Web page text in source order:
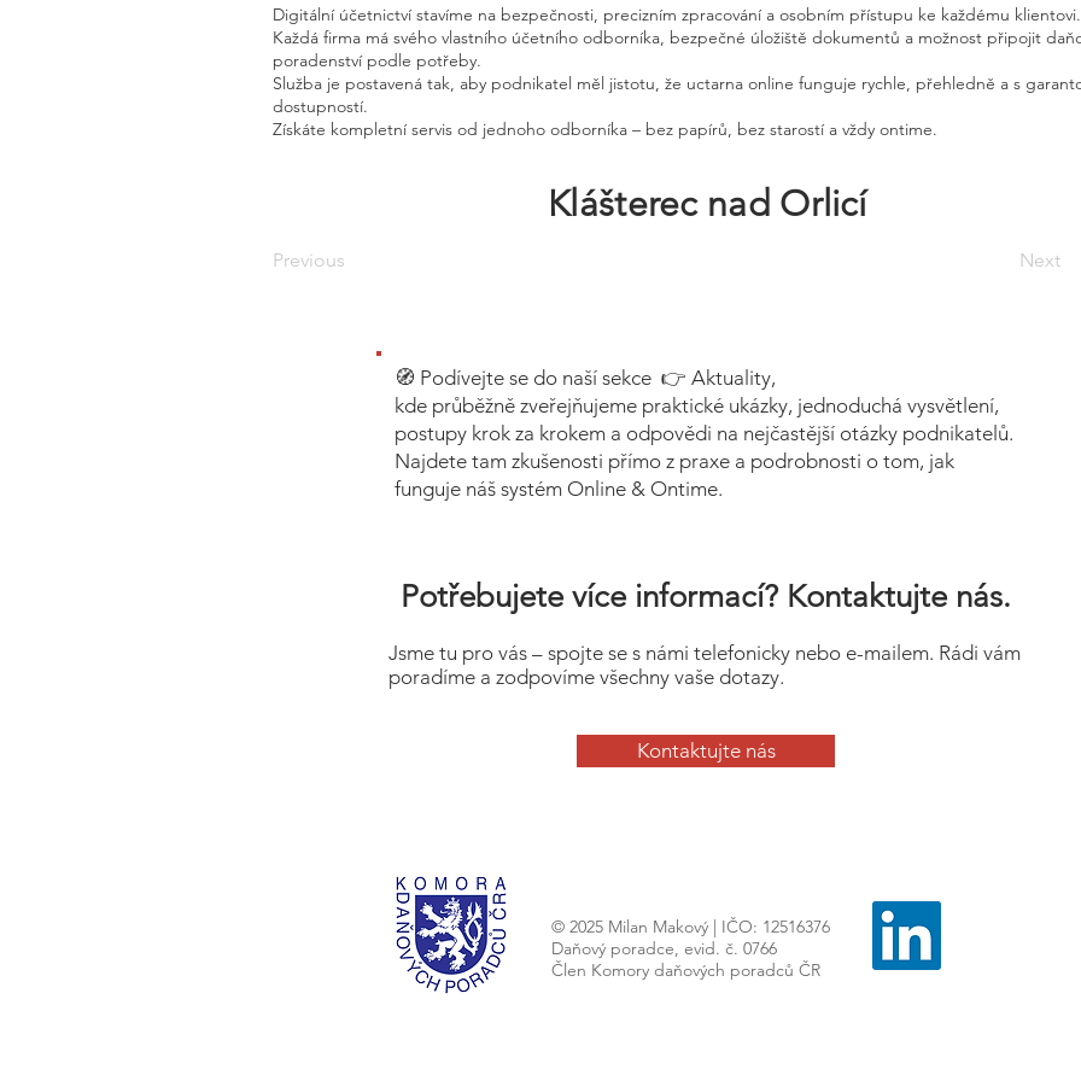
Digitální účetnictví stavíme na bezpečnosti, precizním zpracování a osobním přístupu ke každému klientovi.
Každá firma má svého vlastního účetního odborníka, bezpečné úložiště dokumentů a možnost připojit
poradenství podle potřeby.
Služba je postavená tak, aby podnikatel měl jistotu, že uctarna online funguje rychle, přehledně a s
dostupností.
Získáte kompletní servis od jednoho odborníka – bez papírů, bez starostí a vždy ontime.
Klášterec nad Orlicí
Previous Next
🧭 Podívejte se do naší sekce 👉 Aktuality,
kde průběžně zveřejňujeme praktické ukázky, jednoduchá vysvětlení,
postupy krok za krokem a odpovědi na nejčastější otázky podnikatelů.
Najdete tam zkušenosti přímo z praxe a podrobnosti o tom, jak
funguje náš systém Online & Ontime.
Potřebujete více informací? Kontaktujte nás.
Jsme tu pro vás – spojte se s námi telefonicky nebo e-mailem. Rádi vám
poradíme a zodpovíme všechny vaše dotazy.
Kontaktujte nás
© 2025 Milan Makový | IČO: 12516376
Daňový poradce, evid. č. 0766
Člen Komory daňových poradců ČR